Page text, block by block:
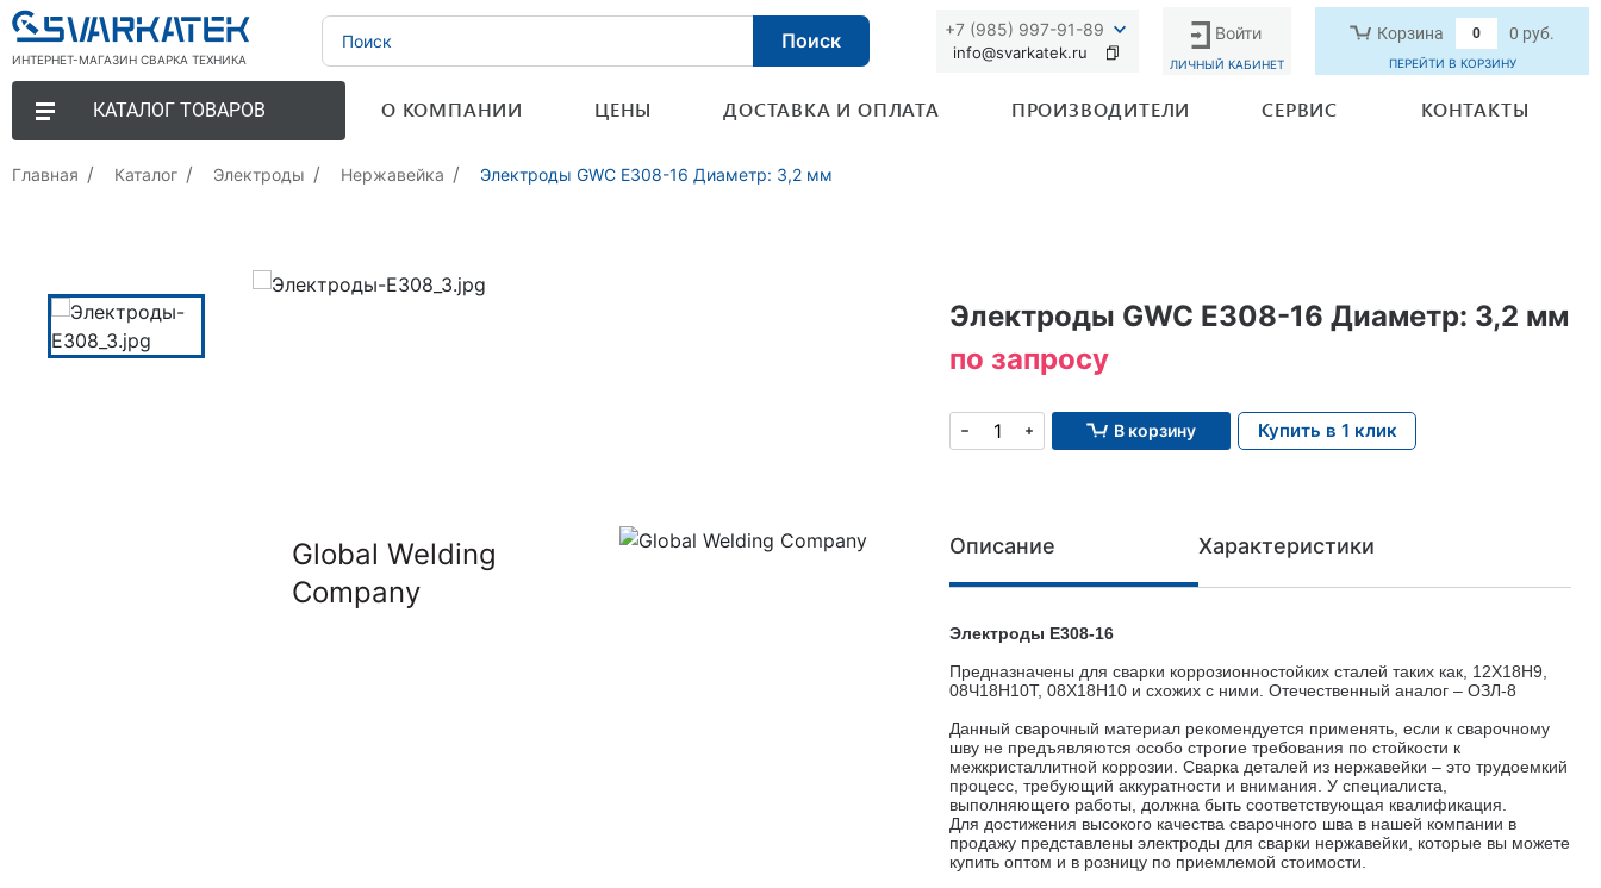
ИНТЕРНЕТ-МАГАЗИН СВАРКА ТЕХНИКА
Поиск +7 (985) 997-91-89
info@svarkatek.ru
Войти
ЛИЧНЫЙ КАБИНЕТ
Корзина 0 0 руб.
ПЕРЕЙТИ В КОРЗИНУ
КАТАЛОГ ТОВАРОВ О КОМПАНИИ ЦЕНЫ ДОСТАВКА И ОПЛАТА ПРОИЗВОДИТЕЛИ СЕРВИС КОНТАКТЫ
Главная Каталог Электроды Нержавейка Электроды GWC E308-16 Диаметр: 3,2 мм
Global Welding
Company
Электроды GWC E308-16 Диаметр: 3,2 мм
по запросу
В корзину Купить в 1 клик
Описание Характеристики
Электроды E308-16
Предназначены для сварки коррозионностойких сталей таких как, 12Х18Н9,
08Ч18Н10Т, 08Х18Н10 и схожих с ними. Отечественный аналог – ОЗЛ-8
Данный сварочный материал рекомендуется применять, если к сварочному
шву не предъявляются особо строгие требования по стойкости к
межкристаллитной коррозии. Сварка деталей из нержавейки – это трудоемкий
процесс, требующий аккуратности и внимания. У специалиста,
выполняющего работы, должна быть соответствующая квалификация.
Для достижения высокого качества сварочного шва в нашей компании в
продажу представлены электроды для сварки нержавейки, которые вы можете
купить оптом и в розницу по приемлемой стоимости.